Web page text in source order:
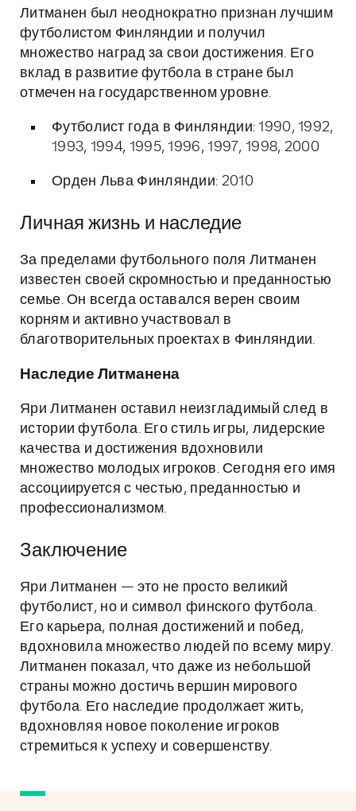
Литманен был неоднократно признан лучшим
футболистом Финляндии и получил
множество наград за свои достижения. Его
вклад в развитие футбола в стране был
отмечен на государственном уровне.
Футболист года в Финляндии: 1990, 1992,
1993, 1994, 1995, 1996, 1997, 1998, 2000
Орден Льва Финляндии: 2010
Личная жизнь и наследие
За пределами футбольного поля Литманен
известен своей скромностью и преданностью
семье. Он всегда оставался верен своим
корням и активно участвовал в
благотворительных проектах в Финляндии.
Наследие Литманена
Яри Литманен оставил неизгладимый след в
истории футбола. Его стиль игры, лидерские
качества и достижения вдохновили
множество молодых игроков. Сегодня его имя
ассоциируется с честью, преданностью и
профессионализмом.
Заключение
Яри Литманен — это не просто великий
футболист, но и символ финского футбола.
Его карьера, полная достижений и побед,
вдохновила множество людей по всему миру.
Литманен показал, что даже из небольшой
страны можно достичь вершин мирового
футбола. Его наследие продолжает жить,
вдохновляя новое поколение игроков
стремиться к успеху и совершенству.